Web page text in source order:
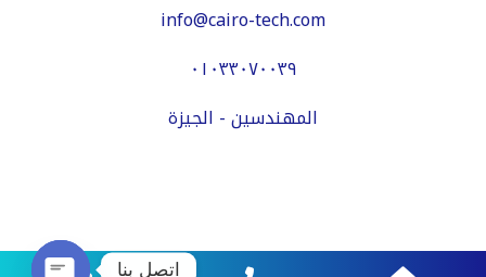
info@cairo-tech.com
٠١٠٣٣٠٧٠٠٣٩
المهندسين - الجيزة
اتصل بنا